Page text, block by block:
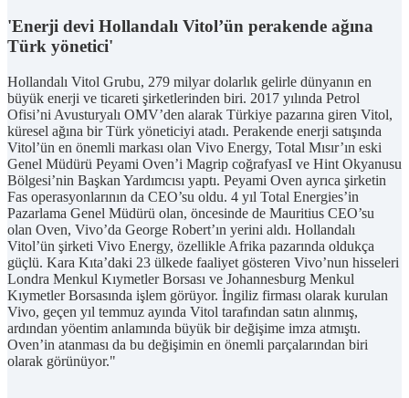
'Enerji devi Hollandalı Vitol’ün perakende ağına
Türk yönetici'
Hollandalı Vitol Grubu, 279 milyar dolarlık gelirle dünyanın en
büyük enerji ve ticareti şirketlerinden biri. 2017 yılında Petrol
Ofisi’ni Avusturyalı OMV’den alarak Türkiye pazarına giren Vitol,
küresel ağına bir Türk yöneticiyi atadı. Perakende enerji satışında
Vitol’ün en önemli markası olan Vivo Energy, Total Mısır’ın eski
Genel Müdürü Peyami Oven’i Magrip coğrafyasI ve Hint Okyanusu
Bölgesi’nin Başkan Yardımcısı yaptı. Peyami Oven ayrıca şirketin
Fas operasyonlarının da CEO’su oldu. 4 yıl Total Energies’in
Pazarlama Genel Müdürü olan, öncesinde de Mauritius CEO’su
olan Oven, Vivo’da George Robert’ın yerini aldı. Hollandalı
Vitol’ün şirketi Vivo Energy, özellikle Afrika pazarında oldukça
güçlü. Kara Kıta’daki 23 ülkede faaliyet gösteren Vivo’nun hisseleri
Londra Menkul Kıymetler Borsası ve Johannesburg Menkul
Kıymetler Borsasında işlem görüyor. İngiliz firması olarak kurulan
Vivo, geçen yıl temmuz ayında Vitol tarafından satın alınmış,
ardından yöentim anlamında büyük bir değişime imza atmıştı.
Oven’in atanması da bu değişimin en önemli parçalarından biri
olarak görünüyor."